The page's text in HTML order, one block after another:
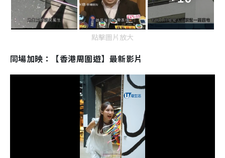
點擊圖片放大
同場加映：【香港周圍遊】最新影片